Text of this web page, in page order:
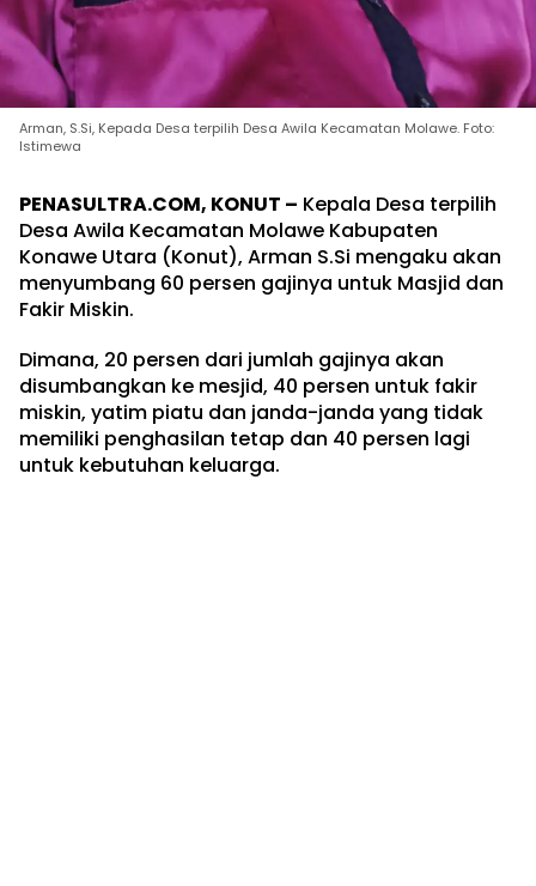
Arman, S.Si, Kepada Desa terpilih Desa Awila Kecamatan Molawe. Foto:
Istimewa
PENASULTRA.COM, KONUT – Kepala Desa terpilih
Desa Awila Kecamatan Molawe Kabupaten
Konawe Utara (Konut), Arman S.Si mengaku akan
menyumbang 60 persen gajinya untuk Masjid dan
Fakir Miskin.
Dimana, 20 persen dari jumlah gajinya akan
disumbangkan ke mesjid, 40 persen untuk fakir
miskin, yatim piatu dan janda-janda yang tidak
memiliki penghasilan tetap dan 40 persen lagi
untuk kebutuhan keluarga.